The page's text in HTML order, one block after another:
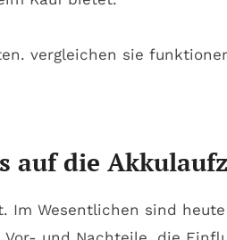
auf die
Wesentlichen sind